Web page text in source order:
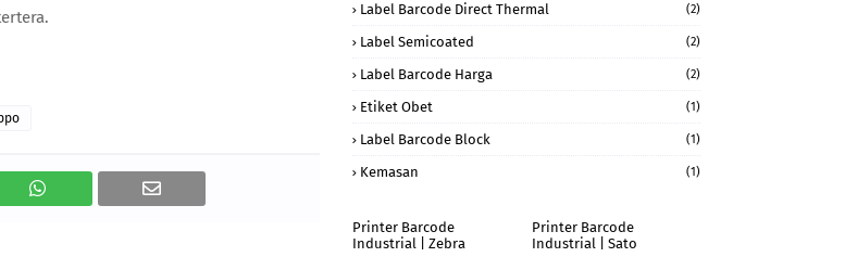
Label Barcode Direct Thermal (2)
Label Semicoated (2)
Label Barcode Harga (2)
Etiket Obet (1)
Label Barcode Block (1)
Kemasan (1)
Printer Barcode
Industrial | Zebra
Printer Barcode
Industrial | Sato